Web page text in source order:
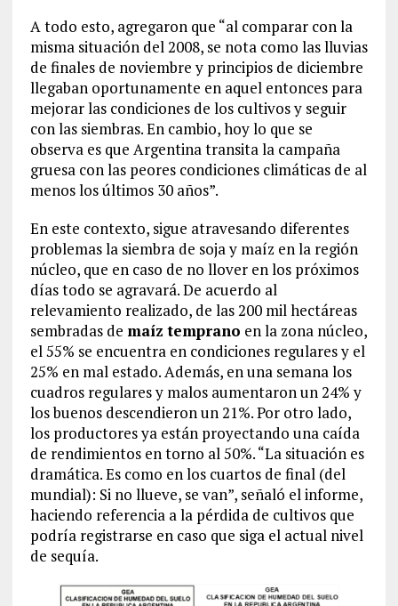
A todo esto, agregaron que “al comparar con la
misma situación del 2008, se nota como las lluvias
de finales de noviembre y principios de diciembre
llegaban oportunamente en aquel entonces para
mejorar las condiciones de los cultivos y seguir
con las siembras. En cambio, hoy lo que se
observa es que Argentina transita la campaña
gruesa con las peores condiciones climáticas de al
menos los últimos 30 años”.
En este contexto, sigue atravesando diferentes
problemas la siembra de soja y maíz en la región
núcleo, que en caso de no llover en los próximos
días todo se agravará. De acuerdo al
relevamiento realizado, de las 200 mil hectáreas
sembradas de maíz temprano en la zona núcleo,
el 55% se encuentra en condiciones regulares y el
25% en mal estado. Además, en una semana los
cuadros regulares y malos aumentaron un 24% y
los buenos descendieron un 21%. Por otro lado,
los productores ya están proyectando una caída
de rendimientos en torno al 50%. “La situación es
dramática. Es como en los cuartos de final (del
mundial): Si no llueve, se van”, señaló el informe,
haciendo referencia a la pérdida de cultivos que
podría registrarse en caso que siga el actual nivel
de sequía.